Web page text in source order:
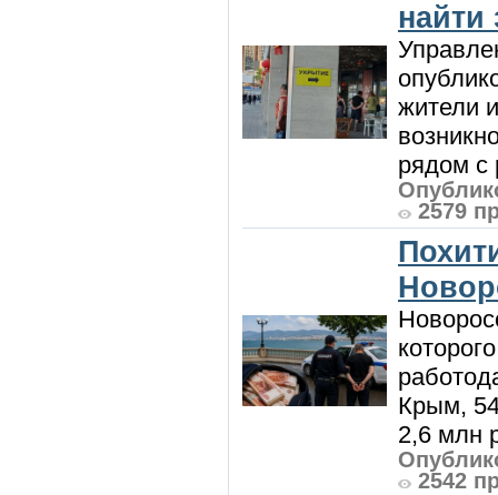
жители
рядом с
2579
Крым,
2,6 млн
2542